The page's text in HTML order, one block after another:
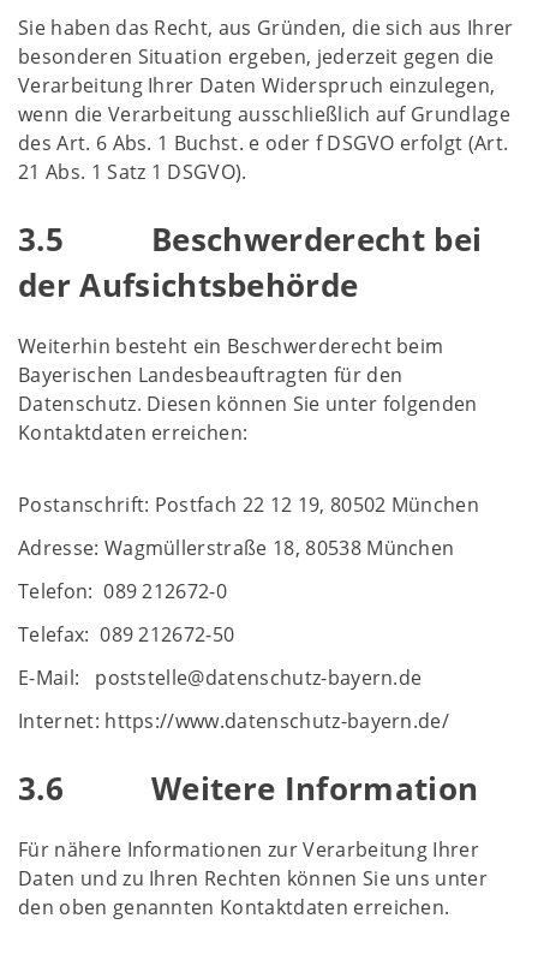
Sie haben das Recht, aus Gründen, die sich aus Ihrer
besonderen Situation ergeben, jederzeit gegen die
Verarbeitung Ihrer Daten Widerspruch einzulegen,
wenn die Verarbeitung ausschließlich auf Grundlage
des Art. 6 Abs. 1 Buchst. e oder f DSGVO erfolgt (Art.
21 Abs. 1 Satz 1 DSGVO).
3.5 Beschwerderecht bei
der Aufsichtsbehörde
Weiterhin besteht ein Beschwerderecht beim
Bayerischen Landesbeauftragten für den
Datenschutz. Diesen können Sie unter folgenden
Kontaktdaten erreichen:
Postanschrift: Postfach 22 12 19, 80502 München
Adresse: Wagmüllerstraße 18, 80538 München
Telefon: 089 212672-0
Telefax: 089 212672-50
E-Mail: poststelle@datenschutz-bayern.de
Internet: https://www.datenschutz-bayern.de/
3.6 Weitere Information
Für nähere Informationen zur Verarbeitung Ihrer
Daten und zu Ihren Rechten können Sie uns unter
den oben genannten Kontaktdaten erreichen.